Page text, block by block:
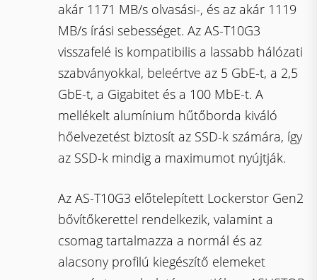
akár 1171 MB/s olvasási-, és az akár 1119
MB/s írási sebességet. Az AS-T10G3
visszafelé is kompatibilis a lassabb hálózati
szabványokkal, beleértve az 5 GbE-t, a 2,5
GbE-t, a Gigabitet és a 100 MbE-t. A
mellékelt alumínium hűtőborda kiváló
hőelvezetést biztosít az SSD-k számára, így
az SSD-k mindig a maximumot nyújtják.
Az AS-T10G3 előtelepített Lockerstor Gen2
bővítőkerettel rendelkezik, valamint a
csomag tartalmazza a normál és az
alacsony profilú kiegészítő elemeket